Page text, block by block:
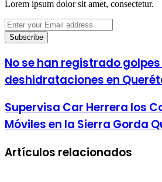
Lorem ipsum dolor sit amet, consectetur.
Enter
your
Email
No se han registrado
deshidrataciones en
Supervisa Car Herrera los
Móviles en la Sierra Gorda
Artículos relacionados